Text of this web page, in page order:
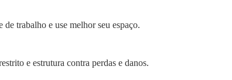
trabalho e use melhor seu espaço.
e estrutura contra perdas e danos.